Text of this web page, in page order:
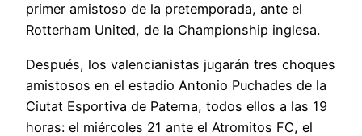
primer amistoso de la pretemporada, ante el
Rotterham United, de la Championship inglesa.
Después, los valencianistas jugarán tres choques
amistosos en el estadio Antonio Puchades de la
Ciutat Esportiva de Paterna, todos ellos a las 19
horas: el miércoles 21 ante el Atromitos FC, el